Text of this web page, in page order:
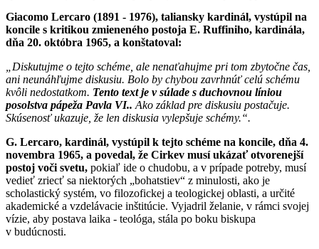
Giacomo Lercaro (1891 - 1976), taliansky kardinál, vystúpil na
koncile s kritikou zmieneného postoja E. Ruffiniho, kardinála,
dňa 20. októbra 1965, a konštatoval:
„Diskutujme o tejto schéme, ale nenaťahujme pri tom zbytočne čas,
ani neunáhľujme diskusiu. Bolo by chybou zavrhnúť celú schému
kvôli nedostatkom. Tento text je v súlade s duchovnou líniou
posolstva pápeža Pavla VI.. Ako základ pre diskusiu postačuje.
Skúsenosť ukazuje, že len diskusia vylepšuje schémy.“.
G. Lercaro, kardinál, vystúpil k tejto schéme na koncile, dňa 4.
novembra 1965, a povedal, že Cirkev musí ukázať otvorenejší
postoj voči svetu, pokiaľ ide o chudobu, a v prípade potreby, musí
vedieť zriecť sa niektorých „bohatstiev“ z minulosti, ako je
scholastický systém, vo filozofickej a teologickej oblasti, a určité
akademické a vzdelávacie inštitúcie. Vyjadril želanie, v rámci svojej
vízie, aby postava laika - teológa, stála po boku biskupa
v budúcnosti.